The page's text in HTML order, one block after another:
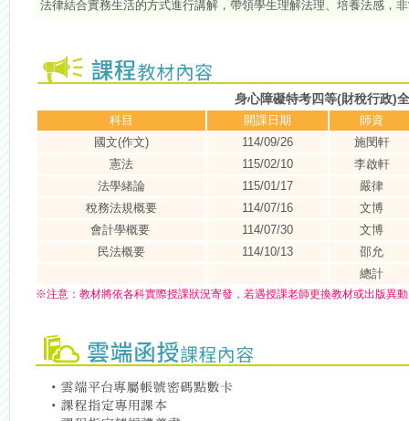
法律結合實務生活的方式進行講解，帶領學生理解法理、培養法感，
身心障礙特考四等(財稅行政)
科目 開課日期
師資
國文(作文)
114/09/26
施閔軒
憲法
115/02/10
李啟軒
法學緒論
115/01/17
嚴律
稅務法規概要
114/07/16
文博
會計學概要
114/07/30
文博
民法概要
114/10/13
邵允
總計
※注意： 教材將依各科實際授課狀況寄發，若遇授課老師更換教材或出版異